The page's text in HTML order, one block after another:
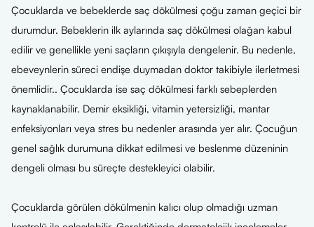
Çocuklarda ve bebeklerde saç dökülmesi çoğu zaman geçici bir
durumdur. Bebeklerin ilk aylarında saç dökülmesi olağan kabul
edilir ve genellikle yeni saçların çıkışıyla dengelenir. Bu nedenle,
ebeveynlerin süreci endişe duymadan doktor takibiyle ilerletmesi
önemlidir.. Çocuklarda ise saç dökülmesi farklı sebeplerden
kaynaklanabilir. Demir eksikliği, vitamin yetersizliği, mantar
enfeksiyonları veya stres bu nedenler arasında yer alır. Çocuğun
genel sağlık durumuna dikkat edilmesi ve beslenme düzeninin
dengeli olması bu süreçte destekleyici olabilir.
Çocuklarda görülen dökülmenin kalıcı olup olmadığı uzman